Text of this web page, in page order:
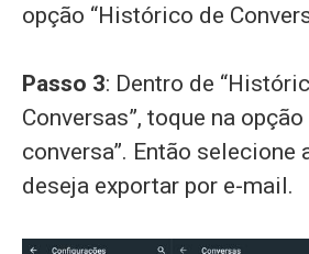
opção “Histórico de
Passo 3: Dentro de
Conversas”, toque na opção
conversa”. Então selecione
deseja exportar por e-mail.